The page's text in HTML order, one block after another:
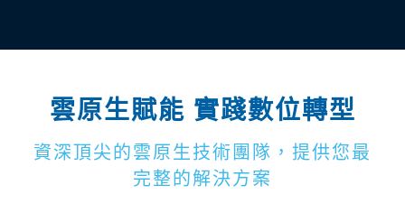
雲原生賦能 實踐數位轉型
資深頂尖的雲原生技術團隊，提供您最
完整的解決方案